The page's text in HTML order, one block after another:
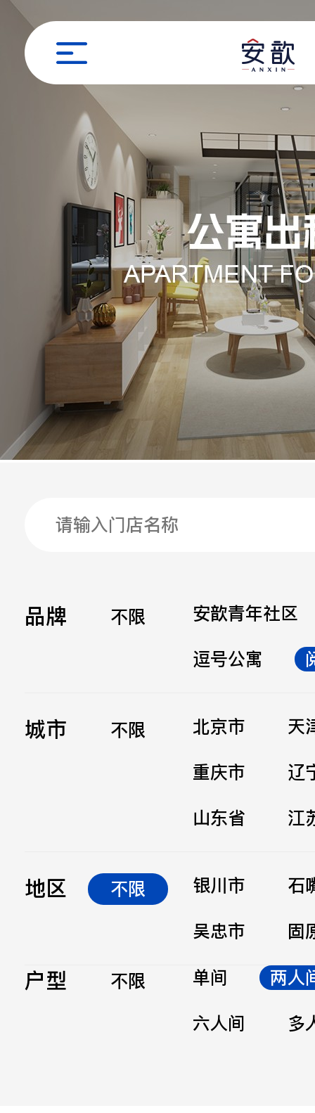
品牌 不限
安歆青年社区
逗号公寓
城市 不限 北京市
天
重庆市
辽
山东省
江
地区 不限 银川市
石
吴忠市
固
户型 不限 单间
两人
六人间
多
职位申请
姓名
手机
公司
邮箱
留言
立即提交